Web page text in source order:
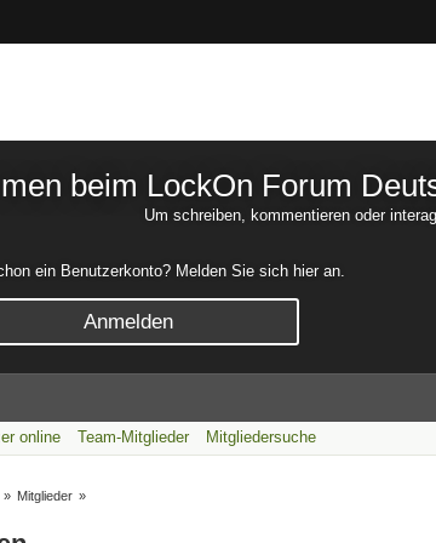
beim LockOn Forum
Um schreiben, kommentieren oder
ein Benutzerkonto? Melden Sie sich hier an.
Anmelden
online Team-Mitglieder Mitgliedersuche
» Mitglieder »